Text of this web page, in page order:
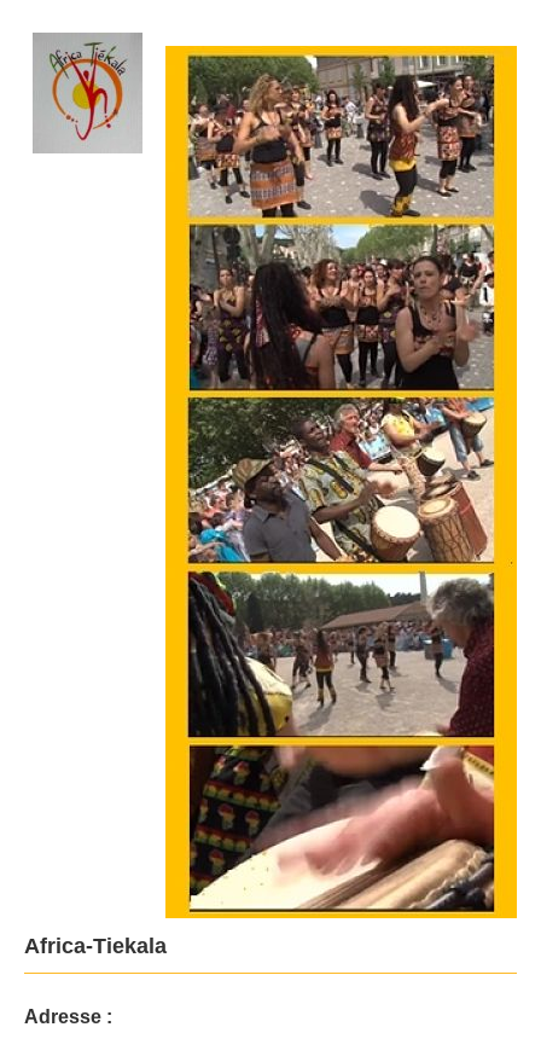
Africa-Tiekala
Adresse :